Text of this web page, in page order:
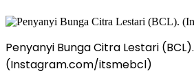
Penyanyi Bunga Citra Lestari (BCL).
(Instagram.com/itsmebcl)